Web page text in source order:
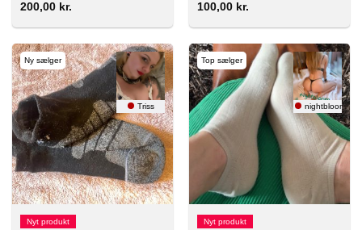
200,00 kr. 100,00 kr.
Ny sælger
Triss
Nyt produkt
Top sælger
nightbloom
Nyt produkt